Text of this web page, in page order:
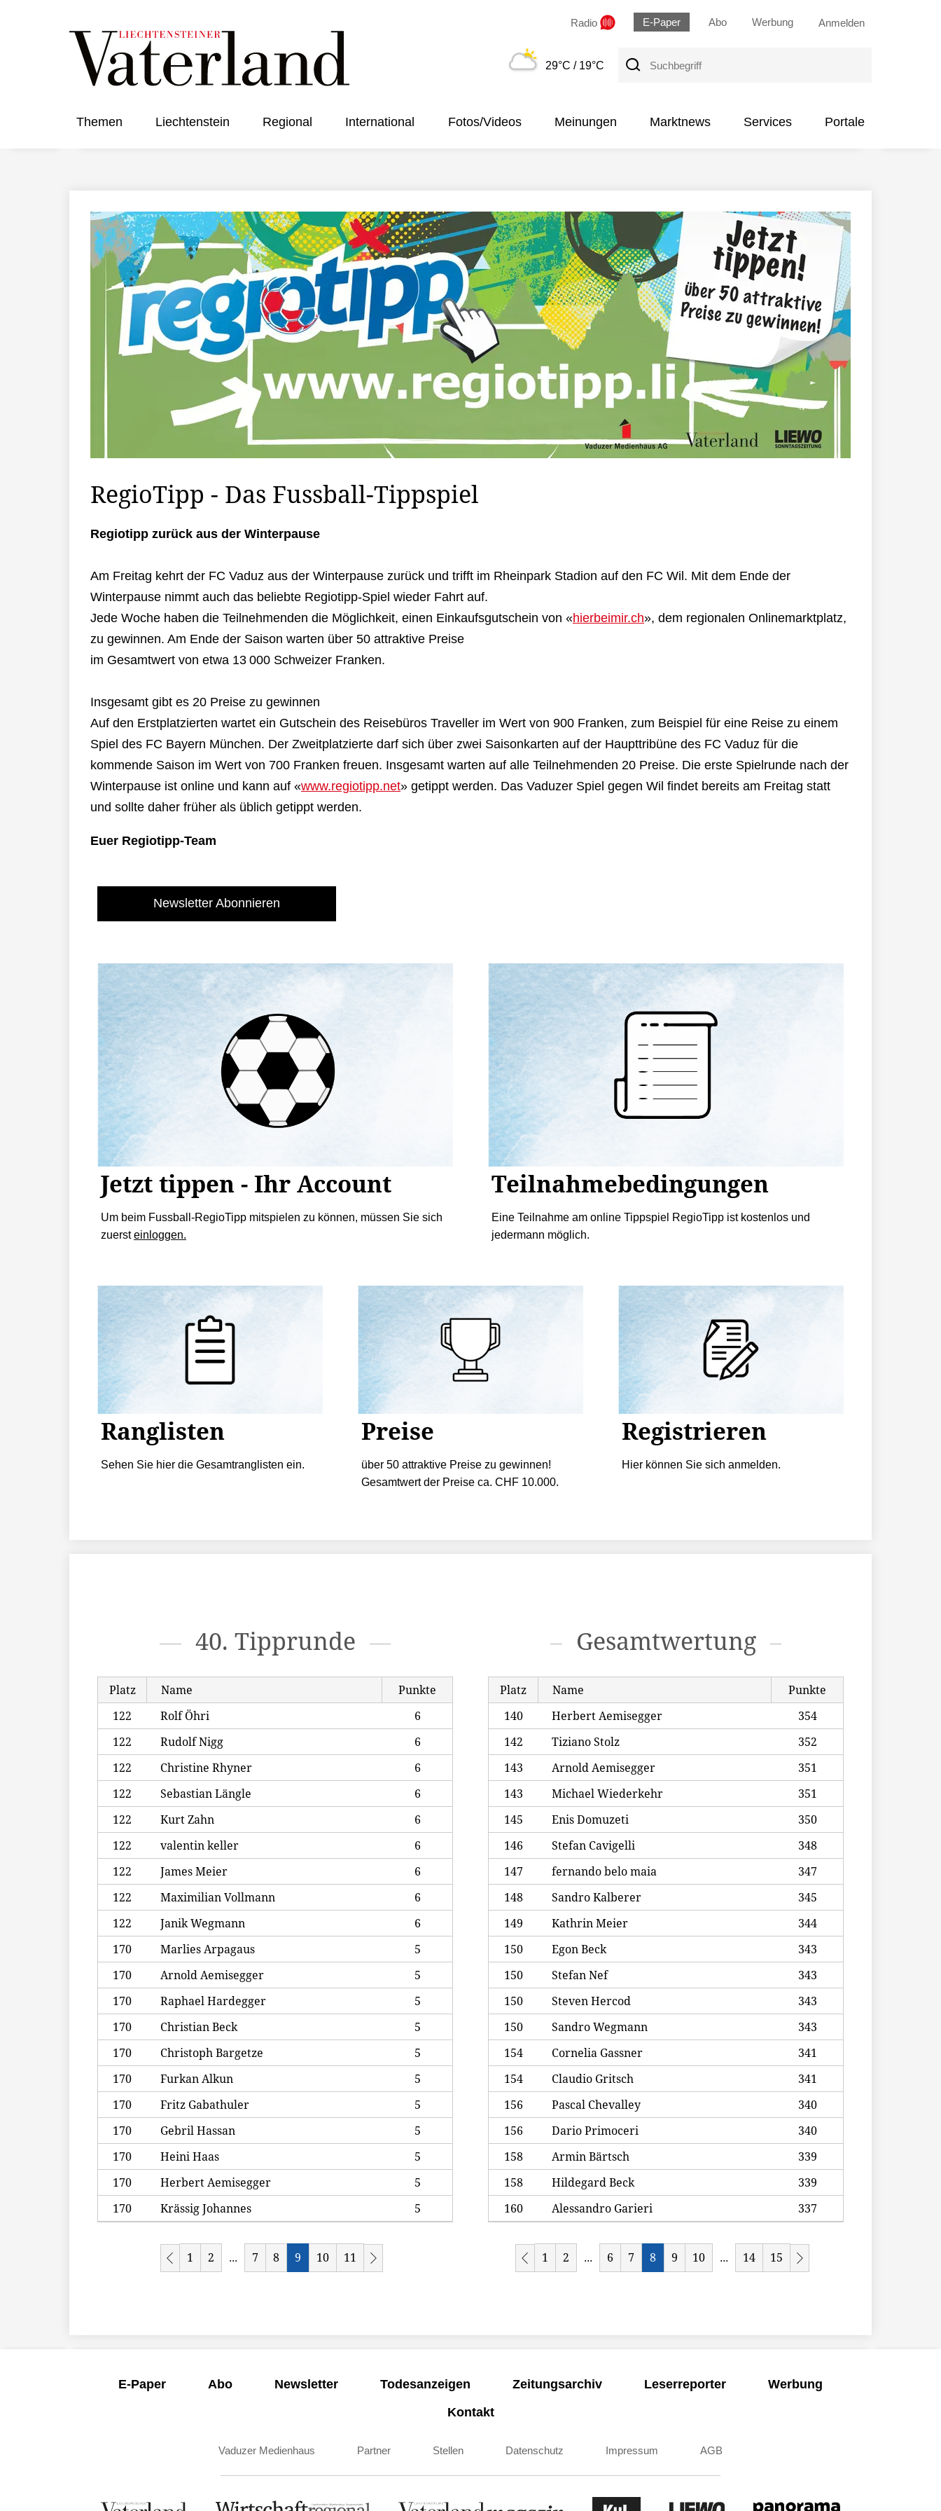
Radio E-Paper Abo Werbung Anmelden
29°C / 19°C
Suchbegriff
Themen Liechtenstein Regional International Fotos/Videos Meinungen Marktnews Services Portale
RegioTipp - Das Fussball-Tippspiel
Regiotipp zurück aus der Winterpause
Am Freitag kehrt der FC Vaduz aus der Winterpause zurück und trifft im Rheinpark Stadion auf den FC Wil. Mit dem Ende der
Winterpause nimmt auch das beliebte Regiotipp-Spiel wieder Fahrt auf.
Jede Woche haben die Teilnehmenden die Möglichkeit, einen Einkaufsgutschein von «hierbeimir.ch», dem regionalen Onlinemarktplatz,
zu gewinnen. Am Ende der Saison warten über 50 attraktive Preise
im Gesamtwert von etwa 13 000 Schweizer Franken.
Insgesamt gibt es 20 Preise zu gewinnen
Auf den Erstplatzierten wartet ein Gutschein des Reisebüros Traveller im Wert von 900 Franken, zum Beispiel für eine Reise zu einem
Spiel des FC Bayern München. Der Zweitplatzierte darf sich über zwei Saisonkarten auf der Haupttribüne des FC Vaduz für die
kommende Saison im Wert von 700 Franken freuen. Insgesamt warten auf alle Teilnehmenden 20 Preise. Die erste Spielrunde nach der
Winterpause ist online und kann auf «www.regiotipp.net» getippt werden. Das Vaduzer Spiel gegen Wil findet bereits am Freitag statt
und sollte daher früher als üblich getippt werden.
Euer Regiotipp-Team
Newsletter Abonnieren
Jetzt tippen - Ihr Account
Um beim Fussball-RegioTipp mitspielen zu können, müssen Sie sich
zuersteinloggen.
Teilnahmebedingungen
Eine Teilnahme am online Tippspiel RegioTipp ist kostenlos und
jedermann möglich.
Ranglisten
Sehen Sie hier die Gesamtranglisten ein.
Preise
über 50 attraktive Preise zu gewinnen!
Gesamtwert der Preise ca. CHF 10.000.
Registrieren
Hier können Sie sich anmelden.
40. Tipprunde
Platz Name
Punkte
122
Rolf Öhri
6
122
Rudolf Nigg
6
122
Christine Rhyner
6
122
Sebastian Längle
6
122
Kurt Zahn
6
122
valentin keller
6
122
James Meier
6
122
Maximilian Vollmann
6
122
Janik Wegmann
6
170
Marlies Arpagaus
5
170
Arnold Aemisegger
5
170
Raphael Hardegger
5
170
Christian Beck
5
170
Christoph Bargetze
5
170
Furkan Alkun
5
170
Fritz Gabathuler
5
170
Gebril Hassan
5
170
Heini Haas
5
170
Herbert Aemisegger
5
170
Krässig Johannes 5
1 2 ... 7 8 9 10 11
Gesamtwertung
Platz Name
Punkte
140
Herbert Aemisegger
354
142
Tiziano Stolz
352
143
Arnold Aemisegger
351
143
Michael Wiederkehr
351
145
Enis Domuzeti
350
146
Stefan Cavigelli
348
147
fernando belo maia
347
148
Sandro Kalberer
345
149
Kathrin Meier
344
150
Egon Beck
343
150
Stefan Nef
343
150
Steven Hercod
343
150
Sandro Wegmann
343
154
Cornelia Gassner
341
154
Claudio Gritsch
341
156
Pascal Chevalley
340
156
Dario Primoceri
340
158
Armin Bärtsch
339
158
Hildegard Beck
339
160
Alessandro Garieri 337
1 2 ... 6 7 8 9 10 ... 14 15
E-Paper Abo Newsletter Todesanzeigen Zeitungsarchiv Leserreporter
Werbung
Kontakt
Vaduzer Medienhaus Partner Stellen Datenschutz Impressum AGB